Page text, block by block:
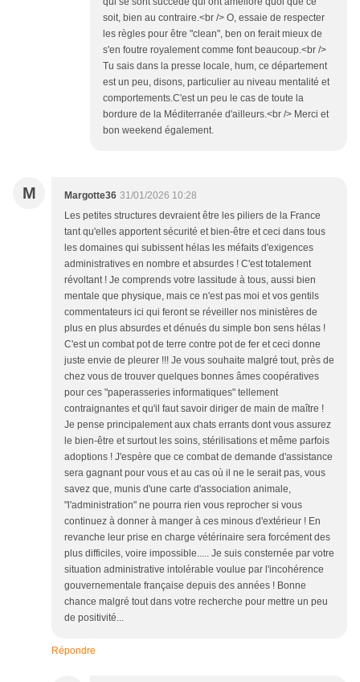
soit, bien au contraire.<br /> O, essaie de respecter
les règles pour être "clean", ben on ferait mieux de
s'en foutre royalement comme font beaucoup.<br />
Tu sais dans la presse locale, hum, ce département
est un peu, disons, particulier au niveau mentalité et
comportements.C'est un peu le cas de toute la
bordure de la Méditerranée d'ailleurs.<br /> Merci et
bon weekend également.
M Margotte36 31/01/2026 10:28
Les petites structures devraient être les piliers de la France
tant qu'elles apportent sécurité et bien-être et ceci dans tous
les domaines qui subissent hélas les méfaits d'exigences
administratives en nombre et absurdes ! C'est totalement
révoltant ! Je comprends votre lassitude à tous, aussi bien
mentale que physique, mais ce n'est pas moi et vos gentils
commentateurs ici qui feront se réveiller nos ministères de
plus en plus absurdes et dénués du simple bon sens hélas !
C'est un combat pot de terre contre pot de fer et ceci donne
juste envie de pleurer !!! Je vous souhaite malgré tout, près de
chez vous de trouver quelques bonnes âmes coopératives
pour ces "paperasseries informatiques" tellement
contraignantes et qu'il faut savoir diriger de main de maître !
Je pense principalement aux chats errants dont vous assurez
le bien-être et surtout les soins, stérilisations et même parfois
adoptions ! J'espère que ce combat de demande d'assistance
sera gagnant pour vous et au cas où il ne le serait pas, vous
savez que, munis d'une carte d'association animale,
"l'administration" ne pourra rien vous reprocher si vous
continuez à donner à manger à ces minous d'extérieur ! En
revanche leur prise en charge vétérinaire sera forcément des
plus difficiles, voire impossible..... Je suis consternée par votre
situation administrative intolérable voulue par l'incohérence
gouvernementale française depuis des années ! Bonne
chance malgré tout dans votre recherche pour mettre un peu
de positivité...
Répondre